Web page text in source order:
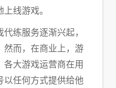
线游戏。
练服务逐渐兴起，
然而，在商业上，游
各大游戏运营商在用
以任何方式提供给他